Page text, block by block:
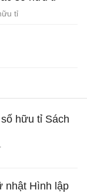
tỉ
hữu tỉ Sách
nhật Hình lập